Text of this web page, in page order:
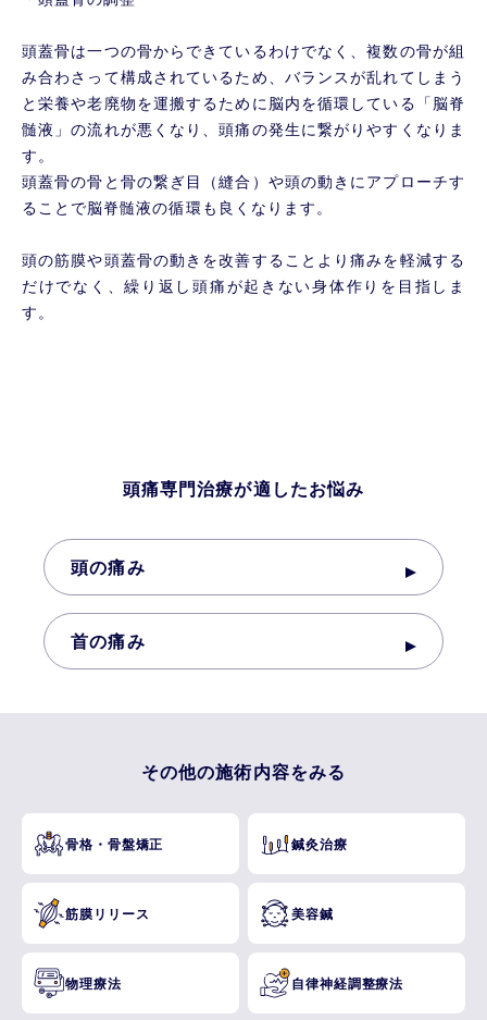
頭蓋骨は一つの骨からできているわけでなく、複数の骨が組
み合わさって構成されているため、バランスが乱れてしまう
と栄養や老廃物を運搬するために脳内を循環している「脳脊
髄液」の流れが悪くなり、頭痛の発生に繋がりやすくなりま
す。
頭蓋骨の骨と骨の繋ぎ目（縫合）や頭の動きにアプローチす
ることで脳脊髄液の循環も良くなります。
頭の筋膜や頭蓋骨の動きを改善することより痛みを軽減する
だけでなく、繰り返し頭痛が起きない身体作りを目指しま
す。
頭痛専門治療が適したお悩み
頭の痛み
首の痛み
その他の施術内容をみる
骨格・骨盤矯正 鍼灸治療
筋膜リリース 美容鍼
物理療法 自律神経調整療法